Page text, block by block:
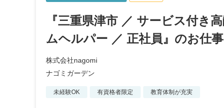
『三重県津市 ／ サービス付き
ムヘルパー ／ 正社員』のお仕事
株式会社nagomi
ナゴミガーデン
未経験OK 有資格者限定 教育体制が充実